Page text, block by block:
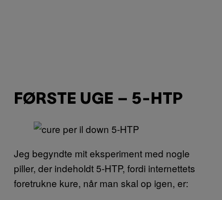
FØRSTE UGE – 5-HTP
Jeg begyndte mit eksperiment med nogle
piller, der indeholdt 5-HTP, fordi internettets
foretrukne kure, når man skal op igen, er: